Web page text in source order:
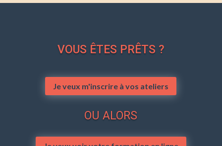
VOUS ÊTES PRÊTS ?
Je veux m'inscrire à vos ateliers
OU ALORS